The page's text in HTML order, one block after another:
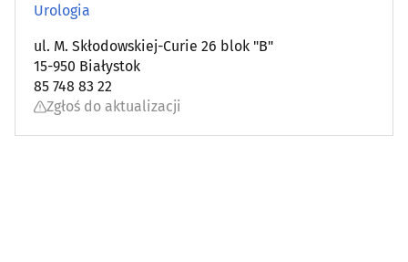
Reumatologia
Sklepy zielarsko-medyczne(13)
Stomatologia (182)
Urologia
ul. M. Skłodowskiej-Curie 26 blok "B"
15-950 Białystok
85 748 83 22
Zgłoś do aktualizacji